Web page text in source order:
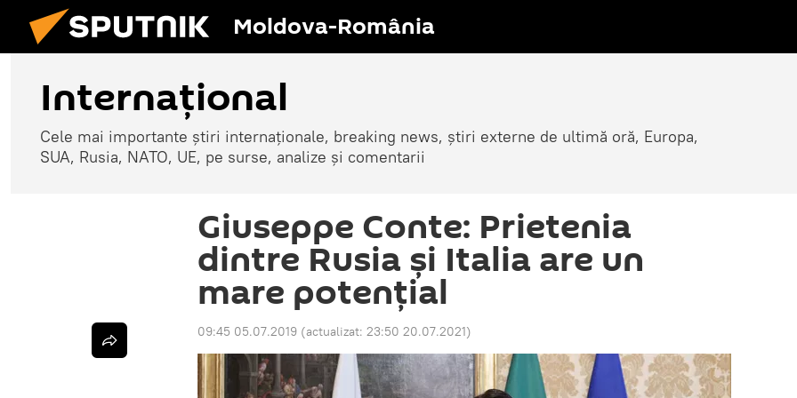
Moldova-România
Internaţional
Cele mai importante știri internaționale, breaking news, știri externe de ultimă oră, Europa,
SUA, Rusia, NATO, UE, pe surse, analize și comentarii
Giuseppe Conte: Prietenia
dintre Rusia și Italia are un
mare potențial
09:45 05.07.2019 (actualizat: 23:50 20.07.2021)